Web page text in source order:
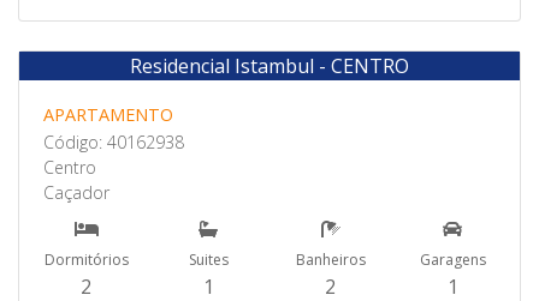
Venda
Residencial Istambul - CENTRO
APARTAMENTO
Código: 40162938
Centro
Caçador
Dormitórios
2
Suites
1
Banheiros
2
Garagens
1